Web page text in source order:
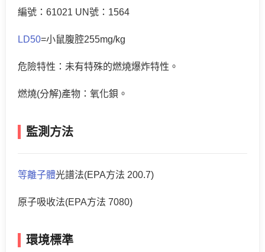
編號：61021 UN號：1564
LD50=小鼠腹腔255mg/kg
危險特性：未有特殊的燃燒爆炸特性。
燃燒(分解)產物：氧化鋇。
監測方法
等離子體光譜法(EPA方法 200.7)
原子吸收法(EPA方法 7080)
環境標準